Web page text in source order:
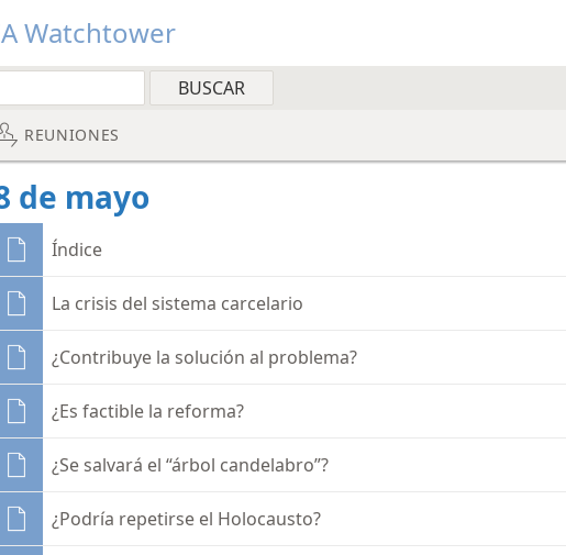
Watchtower
REUNIONES
de mayo
Índice
La crisis del sistema carcelario
¿Contribuye la solución al problema?
¿Es factible la reforma?
¿Se salvará el “árbol candelabro”?
¿Podría repetirse el Holocausto?